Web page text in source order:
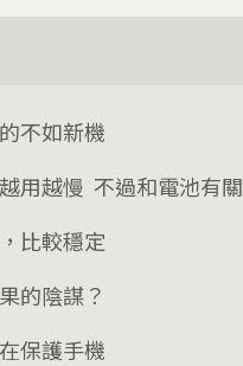
不如新機
用越慢 不過和電池有關
比較穩定
的陰謀？
保護手機